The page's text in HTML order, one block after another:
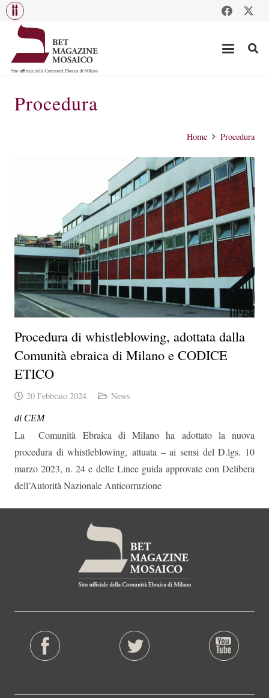
Procedura
Home Procedura
Procedura di whistleblowing, adottata dalla
Comunità ebraica di Milano e CODICE
ETICO
20 Febbraio 2024 News
di CEM
La Comunità Ebraica di Milano ha adottato la nuova
procedura di whistleblowing, attuata – ai sensi del D.lgs. 10
marzo 2023, n. 24 e delle Linee guida approvate con Delibera
dell’Autorità Nazionale Anticorruzione